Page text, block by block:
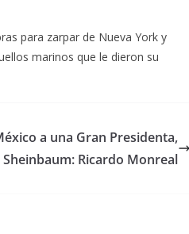
para zarpar de Nueva York y
marinos que le dieron su
a una Gran Presidenta,
Sheinbaum: Ricardo Monreal